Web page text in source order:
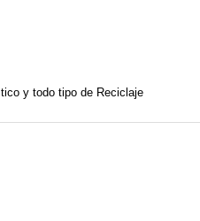
y todo tipo de Reciclaje